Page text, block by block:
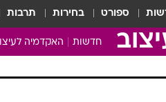
ספורט בחירות תרבות
חדשות האקדמיה